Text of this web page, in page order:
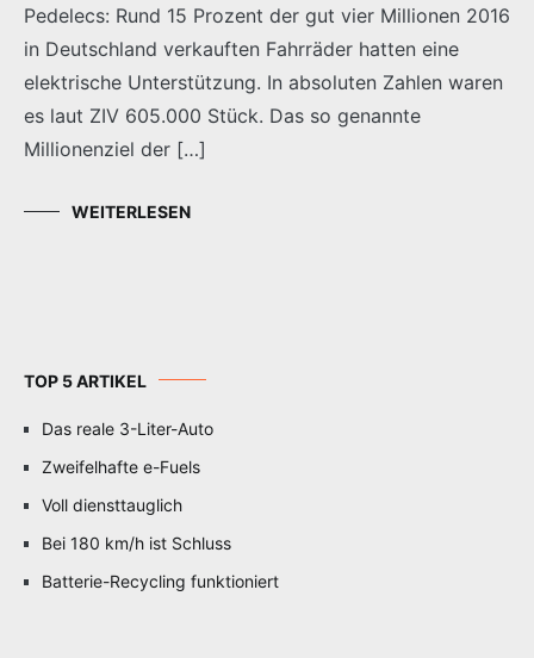
Pedelecs: Rund 15 Prozent der gut vier Millionen 2016
in Deutschland verkauften Fahrräder hatten eine
elektrische Unterstützung. In absoluten Zahlen waren
es laut ZIV 605.000 Stück. Das so genannte
Millionenziel der […]
WEITERLESEN
TOP 5 ARTIKEL
Das reale 3-Liter-Auto
Zweifelhafte e-Fuels
Voll diensttauglich
Bei 180 km/h ist Schluss
Batterie-Recycling funktioniert